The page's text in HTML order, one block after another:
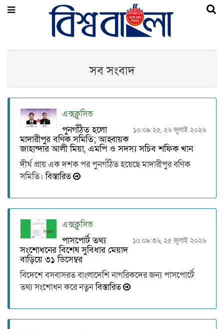
সব সংবাদ
এক্সক্লুসিভ
১০:০৯:২৫, ২৬ জুলাই ২০২৬
পুনর্গঠিত হলো
মাদারীপুর বণিক সমিতি; আহ্বায়ক
জাহান্দার আলী মিয়া, এমপি ও সদস্য সচিব শফিক খান
দীর্ঘ প্রায় এক দশক পর পুনর্গঠিত হয়েছে মাদারীপুর বণিক
সমিতি। বিস্তারিত
এক্সক্লুসিভ
১০:০৯:৩৬, ২৫ জুলাই ২০২৬
পাসপোর্ট তথ্য
সংশোধনের বিশেষ সুবিধার মেয়াদ
বাড়িয়ে ৩১ ডিসেম্বর
বিদেশে বসবাসরত বাংলাদেশি নাগরিকদের জন্য পাসপোর্টে
তথ্য সংশোধন করে নতুনবিস্তারিত